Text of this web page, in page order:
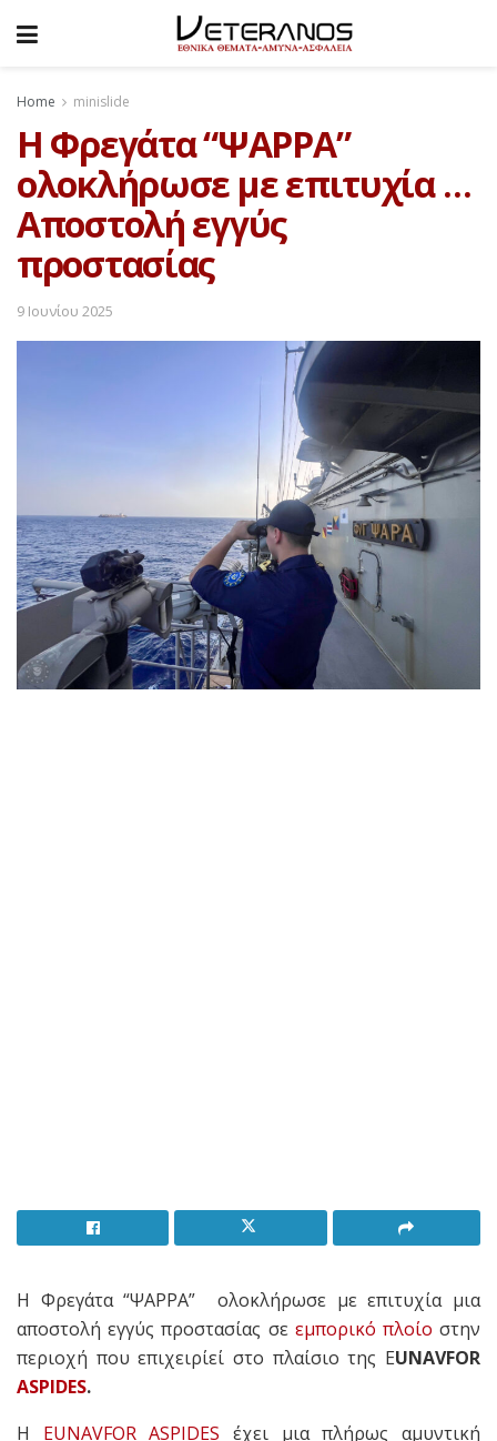
Home minislide
Η Φρεγάτα “ΨΑΡΡΑ”
ολοκλήρωσε με επιτυχία …
Αποστολή εγγύς
προστασίας
9 Ιουνίου 2025
Η Φρεγάτα “ΨΑΡΡΑ” ολοκλήρωσε με επιτυχία μια
αποστολή εγγύς προστασίας σε εμπορικό πλοίο στην
περιοχή που επιχειρίεί στο πλαίσιο της EUNAVFOR
ASPIDES.
Η EUNAVFOR ASPIDES έχει μια πλήρως αμυντική